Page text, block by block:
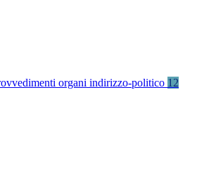
organi indirizzo-politico 12